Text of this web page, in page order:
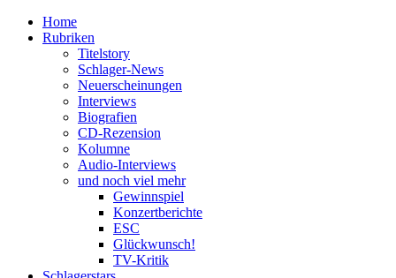
Home
Rubriken
Titelstory
Schlager-News
Neuerscheinungen
Interviews
Biografien
CD-Rezension
Kolumne
Audio-Interviews
und noch viel mehr
Gewinnspiel
Konzertberichte
ESC
Glückwunsch!
TV-Kritik